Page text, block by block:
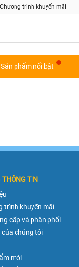
Chương trình khuyến mãi
Sản phẩm nổi bật
THÔNG TIN
trình khuyến mãi
cấp và phân phối
của chúng tôi
mới